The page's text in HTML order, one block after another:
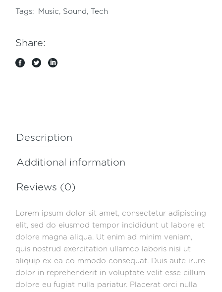
Tags: Music, Sound , Tech
Share:
Description
Additional information
Reviews (0)
Lorem ipsum dolor sit amet, consectetur adipiscing
elit, sed do eiusmod tempor incididunt ut labore et
dolore magna aliqua. Ut enim ad minim veniam,
quis nostrud exercitation ullamco laboris nisi ut
aliquip ex ea co mmodo consequat. Duis aute irure
dolor in reprehenderit in voluptate velit esse cillum
dolore eu fugiat nulla pariatur. Placerat orci nulla